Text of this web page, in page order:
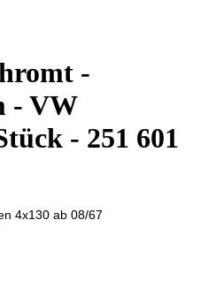
-
- VW
- 251 601
4x130 ab 08/67